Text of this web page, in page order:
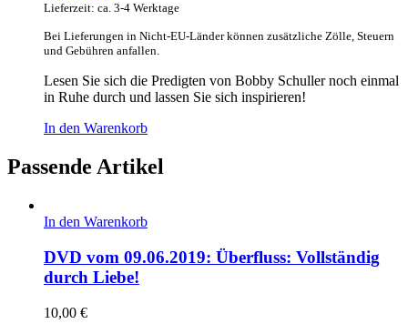
Lieferzeit: ca. 3-4 Werktage
Bei Lieferungen in Nicht-EU-Länder können zusätzliche Zölle, Steuern
und Gebühren anfallen.
Lesen Sie sich die Predigten von Bobby Schuller noch einmal
in Ruhe durch und lassen Sie sich inspirieren!
In den Warenkorb
Passende Artikel
In den Warenkorb
DVD vom 09.06.2019: Überfluss: Vollständig
durch Liebe!
10,00 €